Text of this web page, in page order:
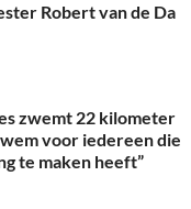
Robert van de Da
zwemt 22 kilometer
voor iedereen die
te maken heeft”